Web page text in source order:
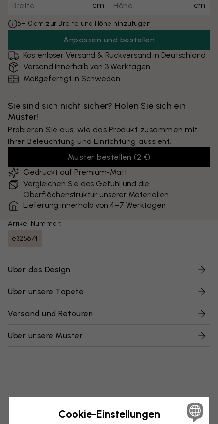
cm
cm
6–10 cm zur Breite und Höhe hinzufügen
Anpassen und bestellen
Kostenloser Versand & Rückversand in Deutschland
Versand innerhalb von 3 Werktagen
Maßgefertigt in Schweden
Sie sind sich nicht sicher? Holen Sie sich ein
Muster!
Probieren Sie aus, wie das Produkt zusammen mit
Ihrer Beleuchtung und Einrichtung aussieht.
Muster bestellen (2 €)
Gedruckt auf Premium-Matt
Vergleichen Sie das Gefühl und die
Oberflächenstruktur unserer Materialien
Lieferung innerhalb von 4–7 Werktagen
Artikel Nummer:
e325674
Über das Design
Über unsere Tapete
Versand und Retouren
Über unsere Muster
Cookie-Einstellungen